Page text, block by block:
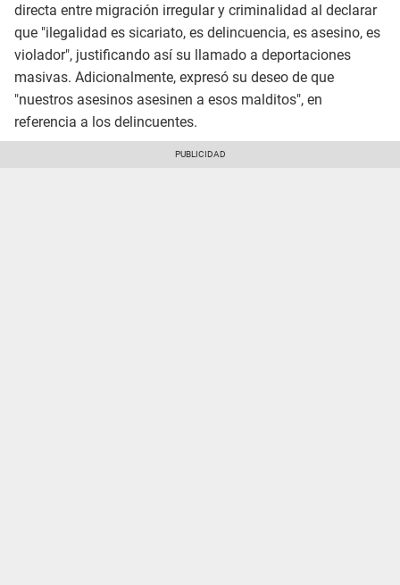
directa entre migración irregular y criminalidad al declarar
que "ilegalidad es sicariato, es delincuencia, es asesino, es
violador", justificando así su llamado a deportaciones
masivas. Adicionalmente, expresó su deseo de que
"nuestros asesinos asesinen a esos malditos", en
referencia a los delincuentes.